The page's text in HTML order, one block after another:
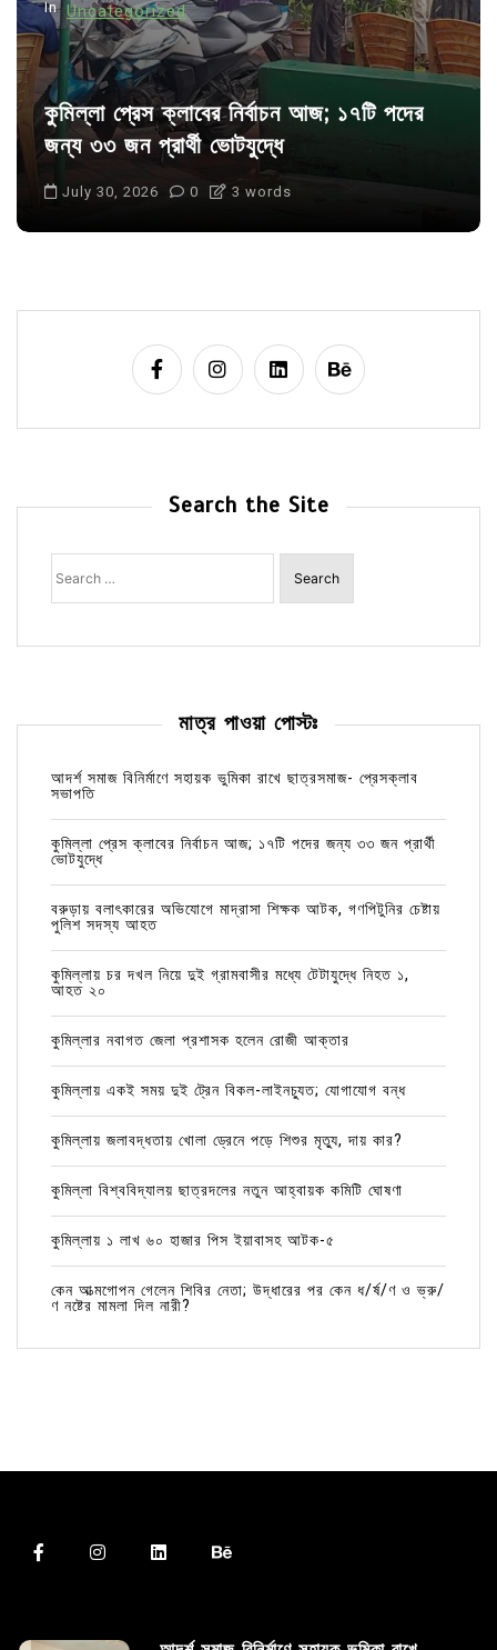
In Uncategorized
কুমিল্লা প্রেস ক্লাবের নির্বাচন আজ; ১৭টি পদের
জন্য ৩৩ জন প্রার্থী ভোটযুদ্ধে
July 30, 2026 0 3 words
Search the Site
Search
for:
মাত্র পাওয়া পোস্টঃ
আদর্শ সমাজ বিনির্মাণে সহায়ক ভুমিকা রাখে ছাত্রসমাজ- প্রেসক্লাব
সভাপতি
কুমিল্লা প্রেস ক্লাবের নির্বাচন আজ; ১৭টি পদের জন্য ৩৩ জন প্রার্থী
ভোটযুদ্ধে
বরুড়ায় বলাৎকারের অভিযোগে মাদ্রাসা শিক্ষক আটক, গণপিটুনির চেষ্টায়
পুলিশ সদস্য আহত
কুমিল্লায় চর দখল নিয়ে দুই গ্রামবাসীর মধ্যে টেটাযুদ্ধে নিহত ১,
আহত ২০
কুমিল্লার নবাগত জেলা প্রশাসক হলেন রোজী আক্তার
কুমিল্লায় একই সময় দুই ট্রেন বিকল-লাইনচ্যুত; যোগাযোগ বন্ধ
কুমিল্লায় জলাবদ্ধতায় খোলা ড্রেনে পড়ে শিশুর মৃত্যু, দায় কার?
কুমিল্লা বিশ্ববিদ্যালয় ছাত্রদলের নতুন আহ্বায়ক কমিটি ঘোষণা
কুমিল্লায় ১ লাখ ৬০ হাজার পিস ইয়াবাসহ আটক-৫
কেন আত্মগোপন গেলেন শিবির নেতা; উদ্ধারের পর কেন ধ/র্ষ/ণ ও ভ্রু/
ণ নষ্টের মামলা দিল নারী?